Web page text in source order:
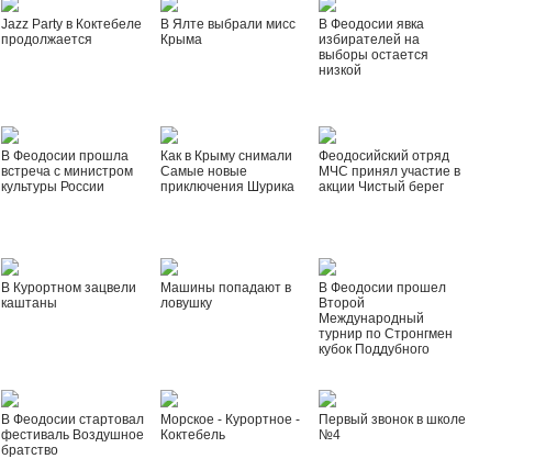
Jazz Party в Коктебеле
продолжается
В Ялте выбрали мисс
Крыма
В Феодосии явка
избирателей на
выборы остается
низкой
В Феодосии прошла
встреча с министром
культуры России
Как в Крыму снимали
Самые новые
приключения Шурика
Феодосийский отряд
МЧС принял участие в
акции Чистый берег
В Курортном зацвели
каштаны
Машины попадают в
ловушку
В Феодосии прошел
Второй
Международный
турнир по Стронгмен
кубок Поддубного
В Феодосии стартовал
фестиваль Воздушное
братство
Морское - Курортное -
Коктебель
Первый звонок в школе
№4